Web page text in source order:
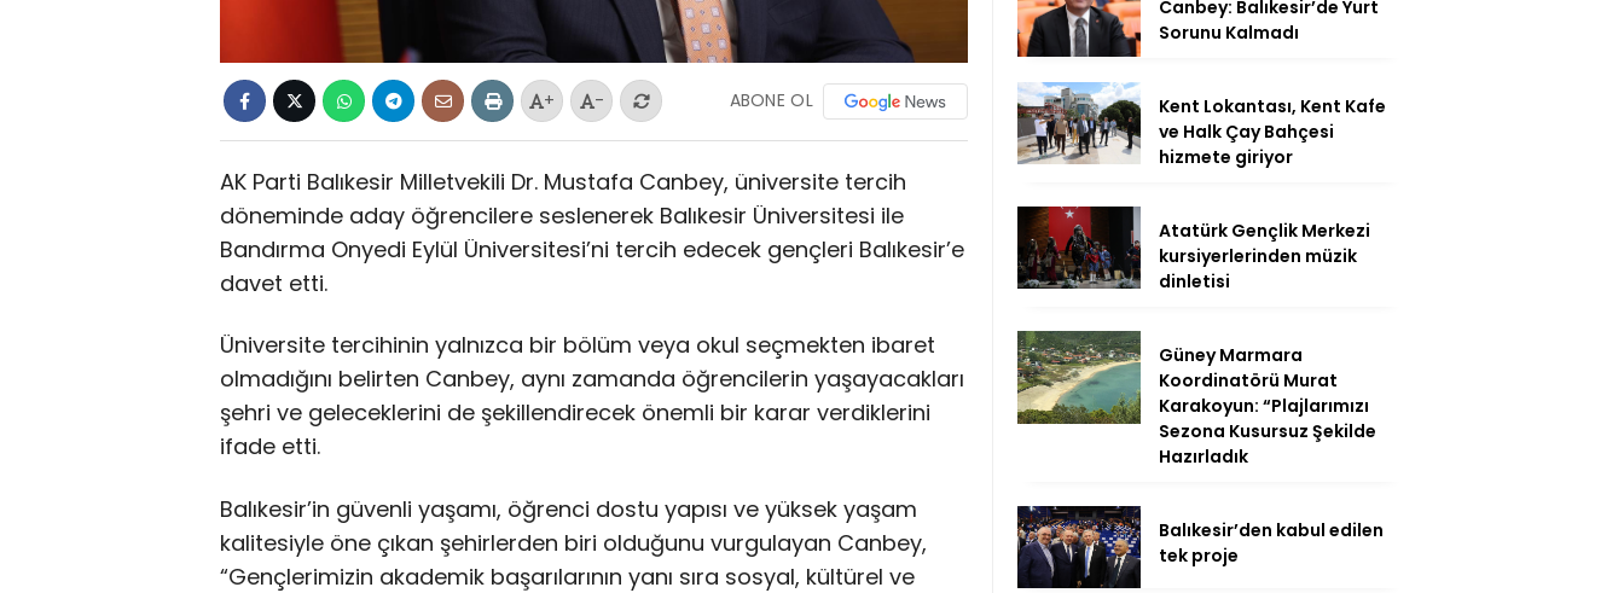
+ - ABONE OL
AK Parti Balıkesir Milletvekili Dr. Mustafa Canbey, üniversite tercih
döneminde aday öğrencilere seslenerek Balıkesir Üniversitesi ile
Bandırma Onyedi Eylül Üniversitesi’ni tercih edecek gençleri Balıkesir’e
davet etti.
Üniversite tercihinin yalnızca bir bölüm veya okul seçmekten ibaret
olmadığını belirten Canbey, aynı zamanda öğrencilerin yaşayacakları
şehri ve geleceklerini de şekillendirecek önemli bir karar verdiklerini
ifade etti.
Balıkesir’in güvenli yaşamı, öğrenci dostu yapısı ve yüksek yaşam
kalitesiyle öne çıkan şehirlerden biri olduğunu vurgulayan Canbey,
“Gençlerimizin akademik başarılarının yanı sıra sosyal, kültürel ve
Canbey: Balıkesir’de Yurt
Sorunu Kalmadı
Kent Lokantası, Kent Kafe
ve Halk Çay Bahçesi
hizmete giriyor
Atatürk Gençlik Merkezi
kursiyerlerinden müzik
dinletisi
Güney Marmara
Koordinatörü Murat
Karakoyun: “Plajlarımızı
Sezona Kusursuz Şekilde
Hazırladık
Balıkesir’den kabul edilen
tek proje